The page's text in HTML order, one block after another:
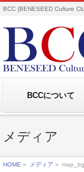
BCC (BENESEED Culture
BCCについて
メディア
HOME » メディア » map_bg